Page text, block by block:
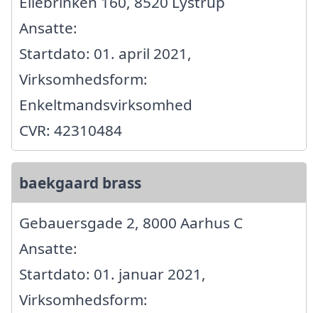
Ansatte:
Startdato: 01. april 2021,
Virksomhedsform:
Enkeltmandsvirksomhed
CVR: 42310484
baekgaard brass
Gebauersgade 2, 8000 Aarhus C
Ansatte:
Startdato: 01. januar 2021,
Virksomhedsform: